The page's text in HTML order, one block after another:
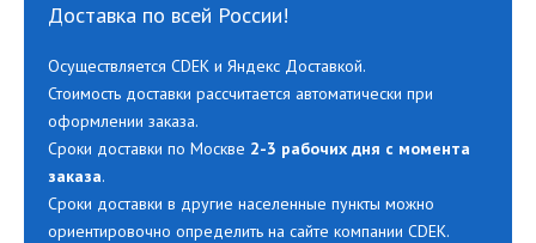
Доставка по всей России!
Осуществляется CDEK и Яндекс Доставкой.
Стоимость доставки рассчитается автоматически при
оформлении заказа.
Сроки доставки по Москве 2-3 рабочих дня с момента
заказа.
Сроки доставки в другие населенные пункты можно
ориентировочно определить на сайте компании CDEK.